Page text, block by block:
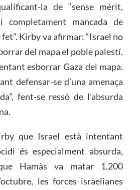
la de “sense mèrit,
completament mancada de
Kirby va afirmar: “Israel no
del mapa el poble palestí.
esborrar Gaza del mapa.
defensar-se d’una amenaça
fent-se ressò de l’absurda
que Israel està intentant
és especialment absurda,
Hamàs va matar 1.200
les forces israelianes